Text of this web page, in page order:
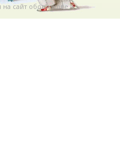
сайт обов'язкове. .